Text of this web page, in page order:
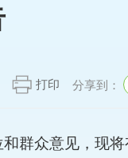
打印 分享到：
群众意见，现